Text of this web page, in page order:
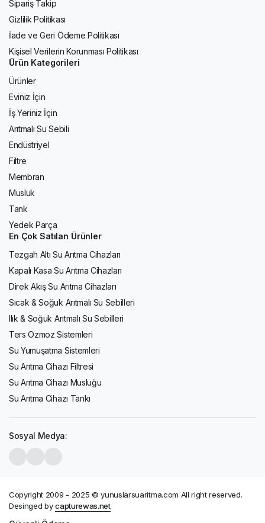
Sipariş Takip
Gizlilik Politikası
İade ve Geri Ödeme Politikası
Kişisel Verilerin Korunması Politikası
Ürün Kategorileri
Ürünler
Eviniz İçin
İş Yeriniz İçin
Arıtmalı Su Sebili
Endüstriyel
Filtre
Membran
Musluk
Tank
Yedek Parça
En Çok Satılan Ürünler
Tezgah Altı Su Arıtma Cihazları
Kapalı Kasa Su Arıtma Cihazları
Direk Akış Su Arıtma Cihazları
Sıcak & Soğuk Arıtmalı Su Sebilleri
Ilık & Soğuk Arıtmalı Su Sebilleri
Ters Ozmoz Sistemleri
Su Yumuşatma Sistemleri
Su Arıtma Cihazı Filtresi
Su Arıtma Cihazı Musluğu
Su Arıtma Cihazı Tankı
Sosyal Medya:
Copyright 2009 - 2025 © yunuslarsuaritma.com All right reserved.
Desinged bycapturewas.net